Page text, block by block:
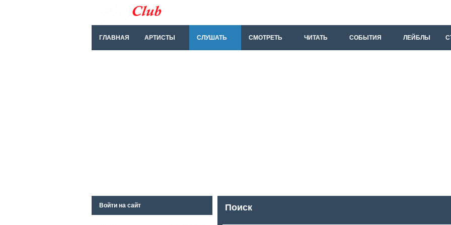
ГЛАВНАЯ АРТИСТЫ СЛУШАТЬ СМОТРЕТЬ ЧИТАТЬ СОБЫТИЯ ЛЕЙБЛЫ
Поиск
Войти на сайт